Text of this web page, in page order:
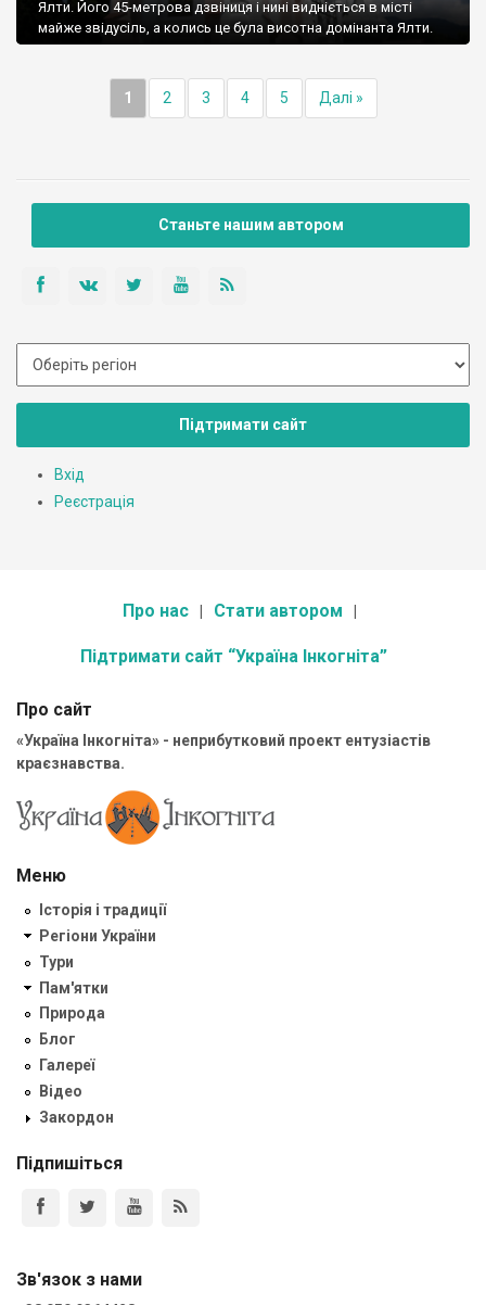
Ялти. Його 45-метрова дзвіниця і нині видніється в місті
майже звідусіль, а колись це була висотна домінанта Ялти.
1 2 3 4 5 Далі »
Станьте нашим автором
Підтримати сайт
Вхід
Реєстрація
Про нас Стати автором
Підтримати сайт “Україна Інкогніта”
Про сайт
«Україна Інкогніта» - неприбутковий проект ентузіастів
краєзнавства.
Меню
Історія і традиції
Регіони України
Тури
Пам'ятки
Природа
Блог
Галереї
Відео
Закордон
Підпишіться
Зв'язок з нами